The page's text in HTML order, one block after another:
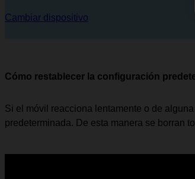
Cambiar dispositivo
Cómo restablecer la configuración
Si el móvil reacciona lentamente o de
predeterminada. De esta manera se borran